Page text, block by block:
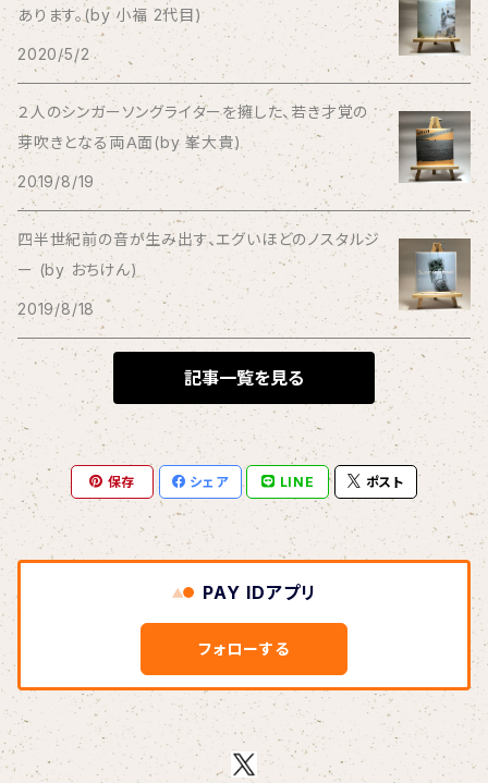
Bagus!
BBBBBBB
The BEG
The Beths
THE BLACK SHANSONS
BLONDnewHALF
Blondy
BOAR HUNTER
bud&harbor
Bulbs Of Passion
B玉
Calme Adiction
あります。(by 小福 2代目)
2020/5/2
２人のシンガーソングライターを擁した、若き才覚の
芽吹きとなる両Ａ面(by 峯大貴)
2019/8/19
四半世紀前の音が生み出す、エグいほどのノスタルジ
ー (by おちけん)
2019/8/18
記事一覧を見る
保存 シェア LINE ポスト
PAY IDアプリ
フォローする